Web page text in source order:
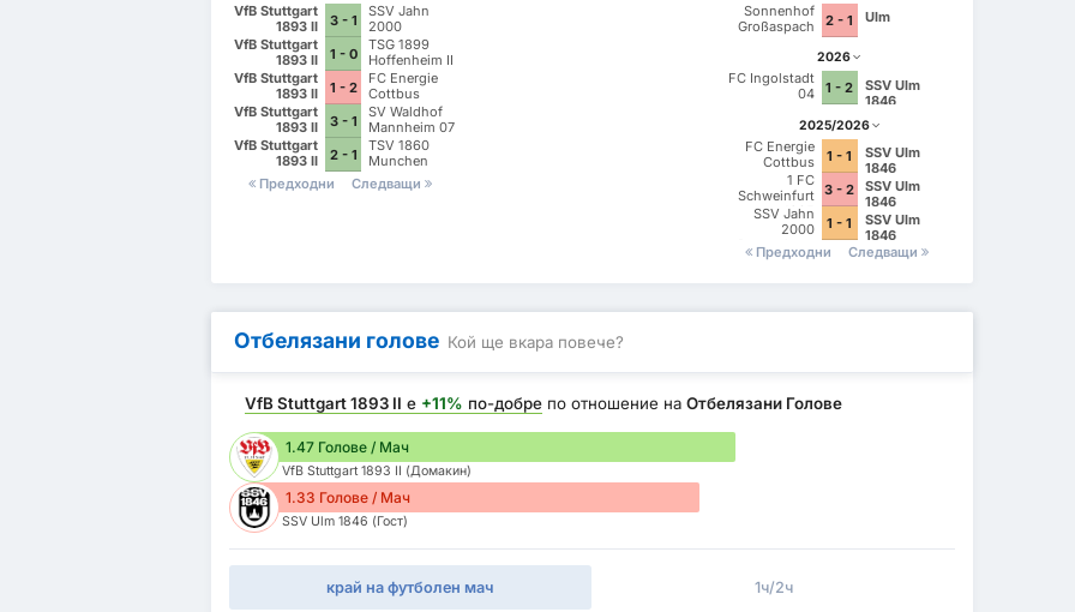
VfB Stuttgart
1893 II
3 - 1
SSV Jahn
2000
Regensburg
VfB Stuttgart
1893 II
1 - 0
TSG 1899
Hoffenheim II
VfB Stuttgart
1893 II
1 - 2
FC Energie
Cottbus
VfB Stuttgart
1893 II
3 - 1
SV Waldhof
Mannheim 07
VfB Stuttgart
1893 II
2 - 1
TSV 1860
Munchen
Предходни
Следващи
Sonnenhof
Großaspach
2 - 1 Ulm
2026
FC Ingolstadt
04
1 - 2
SSV Ulm
1846
2025/2026
FC Energie
Cottbus
1 - 1
SSV Ulm
1846
1 FC
Schweinfurt
1905
3 - 2
SSV Ulm
1846
SSV Jahn
2000
Regensburg
1 - 1
SSV Ulm
1846
Предходни
Следващи
Отбелязани голове Кой ще вкара повече?
VfB Stuttgart 1893 II е +11% по-добре по отношение наОтбелязани Голове
1.47 Голове / Мач
VfB Stuttgart 1893 II (Домакин)
1.33 Голове / Мач
SSV Ulm 1846 (Гост)
край на футболен мач 1ч/2ч